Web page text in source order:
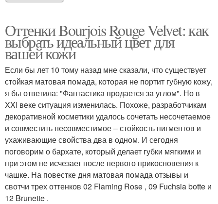
Оттенки Bourjois Rouge Velvet: как
выбрать идеальный цвет для
вашей кожи
Если бы лет 10 тому назад мне сказали, что существует
стойкая матовая помада, которая не портит губную кожу,
я бы ответила: "Фантастика продается за углом". Но в
XXI веке ситуация изменилась. Похоже, разработчикам
декоративной косметики удалось сочетать несочетаемое
и совместить несовместимое – стойкость пигментов и
ухаживающие свойства два в одном. И сегодня
поговорим о бархате, который делает губки мягкими и
при этом не исчезает после первого прикосновения к
чашке. На повестке дня матовая помада отзывы и
свотчи трех оттенков 02 Flaming Rose , 09 Fuchsia botte и
12 Brunette .